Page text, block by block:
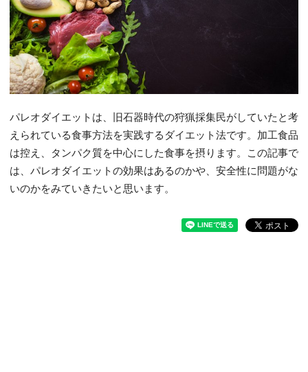
パレオダイエットは、旧石器時代の狩猟採集民がしていたと考
えられている食事方法を実践するダイエット法です。加工食品
は控え、タンパク質を中心にした食事を摂ります。この記事で
は、パレオダイエットの効果はあるのかや、安全性に問題がな
いのかをみていきたいと思います。